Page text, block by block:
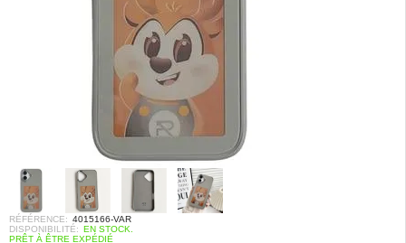
RÉFÉRENCE: 4015166-VAR
DISPONIBILITÉ: EN STOCK.
PRÊT À ÊTRE EXPÉDIÉ